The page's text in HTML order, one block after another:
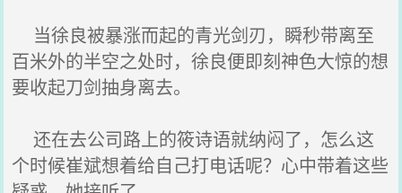
当徐良被暴涨而起的青光剑刃，瞬秒带离至
百米外的半空之处时，徐良便即刻神色大惊的想
要收起刀剑抽身离去。
还在去公司路上的筱诗语就纳闷了，怎么这
个时候崔斌想着给自己打电话呢？心中带着这些